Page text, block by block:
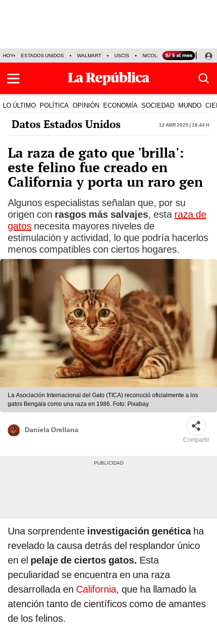
HOY ESTADOS UNIDOS WALMART USCIS NICOLÁS MADURO P-8
LO ÚLTIMO POLÍTICA OPINIÓN ECONOMÍA SOCIEDAD MUNDO
Datos Estados Unidos 12 Abr 2025 | 18:44 h
La raza de gato que 'brilla':
este felino fue creado en
California y porta un raro gen
Algunos especialistas señalan que, por su
origen con rasgos más salvajes, esta raza de
gatos necesita mayores niveles de
estimulación y actividad, lo que podría hacerlos
menos compatibles con ciertos hogares.
La Asociación Internacional del Gato (TICA) reconoció oficialmente a los
gatos Bengala como una raza en 1986. Foto: Pixabay.
Daniela Orellana
Compartir
Una sorprendente investigación genéticaha
revelado la causa detrás del resplandor único
en el pelaje de ciertos gatos. Esta
peculiaridad se encuentra en una raza
desarrollada en California, que ha llamado la
atención tanto de científicos como de amantes
de los felinos.